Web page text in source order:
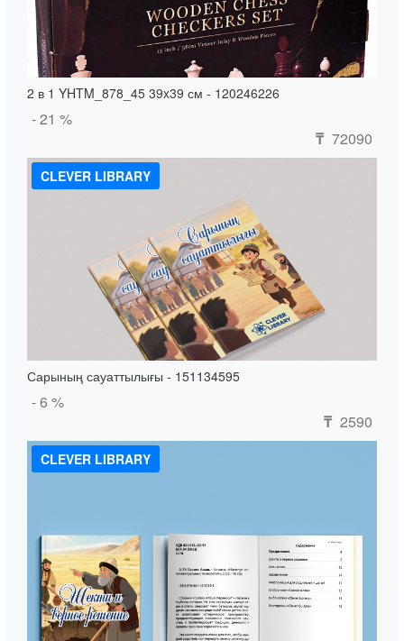
2 в 1 YHTM_878_45 39x39 см - 120246226
- 21 %
₸ 72090
CLEVER LIBRARY
Сарының сауаттылығы - 151134595
- 6 %
₸ 2590
CLEVER LIBRARY